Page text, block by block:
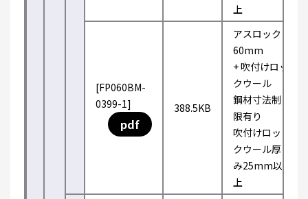
上
[FP060BM-
0399-1]
pdf
388.5KB
アスロック
60mm
+ 吹付けロッ
クウール
鋼材寸法制
限有り
吹付けロッ
クウール厚
み25mm以
上